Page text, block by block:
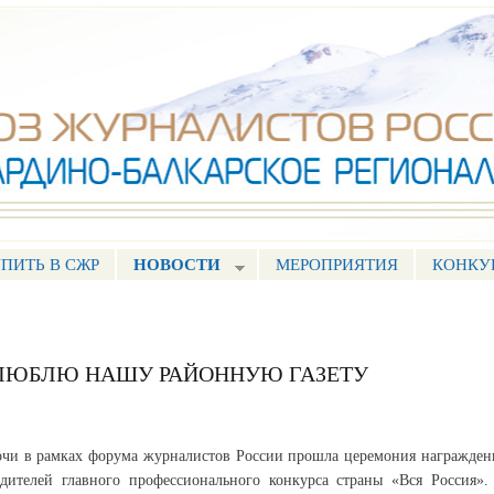
Перейти к
В СЖР НОВОСТИ МЕРОПРИЯТИЯ
НАШУ РАЙОННУЮ ГАЗЕТУ
в рамках форума журналистов России прошла церемония
главного профессионального конкурса страны «Вся